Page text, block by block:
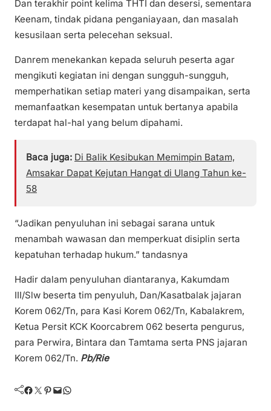
Dan terakhir point kelima THTI dan desersi, sementara
Keenam, tindak pidana penganiayaan, dan masalah
kesusilaan serta pelecehan seksual.
Danrem menekankan kepada seluruh peserta agar
mengikuti kegiatan ini dengan sungguh-sungguh,
memperhatikan setiap materi yang disampaikan, serta
memanfaatkan kesempatan untuk bertanya apabila
terdapat hal-hal yang belum dipahami.
Baca juga: Di Balik Kesibukan Memimpin Batam,
Amsakar Dapat Kejutan Hangat di Ulang Tahun ke-
58
“Jadikan penyuluhan ini sebagai sarana untuk
menambah wawasan dan memperkuat disiplin serta
kepatuhan terhadap hukum.” tandasnya
Hadir dalam penyuluhan diantaranya, Kakumdam
III/Slw beserta tim penyuluh, Dan/Kasatbalak jajaran
Korem 062/Tn, para Kasi Korem 062/Tn, Kabalakrem,
Ketua Persit KCK Koorcabrem 062 beserta pengurus,
para Perwira, Bintara dan Tamtama serta PNS jajaran
Korem 062/Tn. Pb/Rie
Facebook Twitter Pinterest Mail WhatsApp